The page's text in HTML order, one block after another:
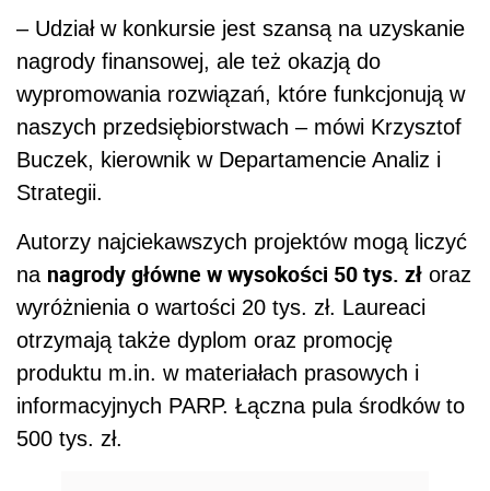
– Udział w konkursie jest szansą na uzyskanie
nagrody finansowej, ale też okazją do
wypromowania rozwiązań, które funkcjonują w
naszych przedsiębiorstwach – mówi Krzysztof
Buczek, kierownik w Departamencie Analiz i
Strategii.
Autorzy najciekawszych projektów mogą liczyć
na nagrody główne w wysokości 50 tys. zł oraz
wyróżnienia o wartości 20 tys. zł. Laureaci
otrzymają także dyplom oraz promocję
produktu m.in. w materiałach prasowych i
informacyjnych PARP. Łączna pula środków to
500 tys. zł.